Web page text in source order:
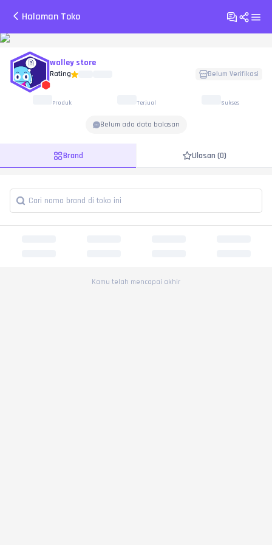
Halaman Toko
walley store
Rating Belum Verifikasi
Produk Terjual Sukses
Belum ada data balasan
Brand Ulasan (0)
Kamu telah mencapai akhir